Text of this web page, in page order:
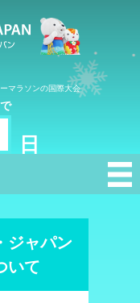
マラソンの国際大会
日
ジャパン
いて